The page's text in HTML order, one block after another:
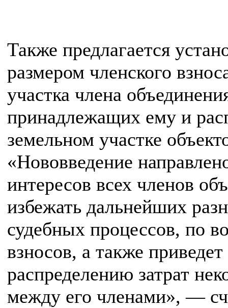
Также предлагается
размером членского
участка члена
принадлежащих ему и
земельном участке
«Нововведение
интересов всех членов
избежать дальнейших
судебных процессов, по
взносов, а также
распределению затрат
между его членами», —